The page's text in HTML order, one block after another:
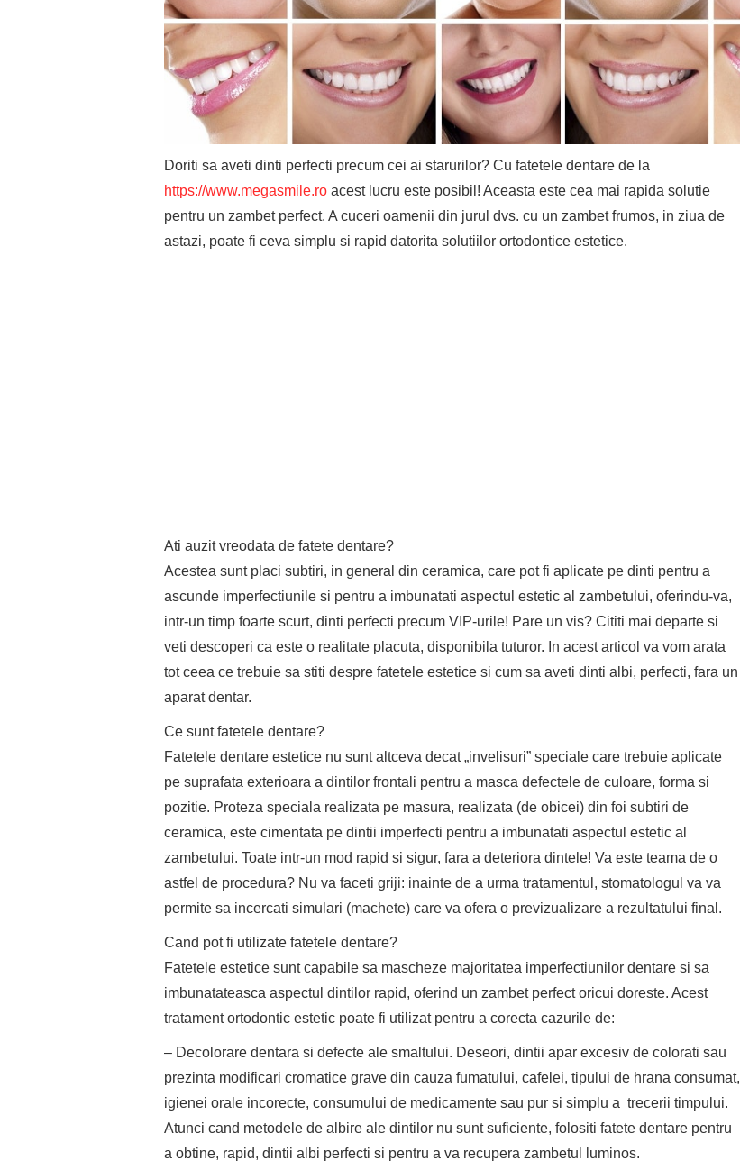
Doriti sa aveti dinti perfecti precum cei ai starurilor? Cu fatetele dentare de la
https://www.megasmile.ro acest lucru este posibil! Aceasta este cea mai rapida solutie
pentru un zambet perfect. A cuceri oamenii din jurul dvs. cu un zambet frumos, in ziua de
astazi, poate fi ceva simplu si rapid datorita solutiilor ortodontice estetice.
Ati auzit vreodata de fatete dentare?
Acestea sunt placi subtiri, in general din ceramica, care pot fi aplicate pe dinti pentru a
ascunde imperfectiunile si pentru a imbunatati aspectul estetic al zambetului, oferindu-va,
intr-un timp foarte scurt, dinti perfecti precum VIP-urile! Pare un vis? Cititi mai departe si
veti descoperi ca este o realitate placuta, disponibila tuturor. In acest articol va vom arata
tot ceea ce trebuie sa stiti despre fatetele estetice si cum sa aveti dinti albi, perfecti, fara un
aparat dentar.
Ce sunt fatetele dentare?
Fatetele dentare estetice nu sunt altceva decat „invelisuri” speciale care trebuie aplicate
pe suprafata exterioara a dintilor frontali pentru a masca defectele de culoare, forma si
pozitie. Proteza speciala realizata pe masura, realizata (de obicei) din foi subtiri de
ceramica, este cimentata pe dintii imperfecti pentru a imbunatati aspectul estetic al
zambetului. Toate intr-un mod rapid si sigur, fara a deteriora dintele! Va este teama de o
astfel de procedura? Nu va faceti griji: inainte de a urma tratamentul, stomatologul va va
permite sa incercati simulari (machete) care va ofera o previzualizare a rezultatului final.
Cand pot fi utilizate fatetele dentare?
Fatetele estetice sunt capabile sa mascheze majoritatea imperfectiunilor dentare si sa
imbunatateasca aspectul dintilor rapid, oferind un zambet perfect oricui doreste. Acest
tratament ortodontic estetic poate fi utilizat pentru a corecta cazurile de:
– Decolorare dentara si defecte ale smaltului. Deseori, dintii apar excesiv de colorati sau
prezinta modificari cromatice grave din cauza fumatului, cafelei, tipului de hrana consumat,
igienei orale incorecte, consumului de medicamente sau pur si simplu a trecerii timpului.
Atunci cand metodele de albire ale dintilor nu sunt suficiente, folositi fatete dentare pentru
a obtine, rapid, dintii albi perfecti si pentru a va recupera zambetul luminos.